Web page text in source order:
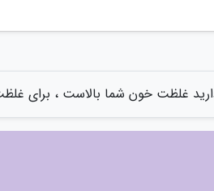
دارید غلظت خون شما بالاست ، برای